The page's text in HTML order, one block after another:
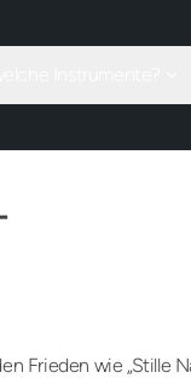
Frieden wie „Stille